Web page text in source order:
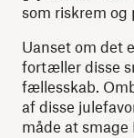
som riskrem og
Uanset om det
fortæller disse
fællesskab.
af disse
måde at smage